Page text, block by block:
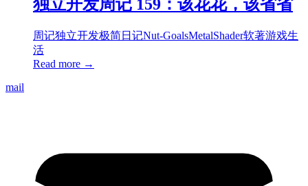
独立开发周记 159：该花花，该省省
周记独立开发极简日记Nut-GoalsMetalShader软著游戏生
活
Read more →
mail